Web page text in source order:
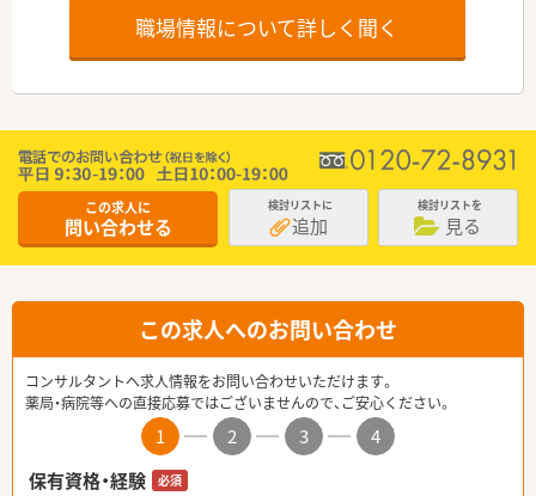
職場情報について詳しく聞く
この求人に
問い合わせる
検討リストに
追加
検討リストを
見る
この求人へのお問い合わせ
コンサルタントへ求人情報をお問い合わせいただけます。
薬局・病院等への直接応募ではございませんので、ご安心ください。
1 2 3
4
保有資格・経験
必須